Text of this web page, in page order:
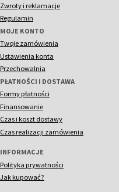
Zwroty i reklamacje
Regulamin
MOJE KONTO
Twoje zamówienia
Ustawienia konta
Przechowalnia
PŁATNOŚCI I DOSTAWA
Formy płatności
Finansowanie
Czas i koszt dostawy
Czas realizacji zamówienia
INFORMACJE
Polityka prywatności
Jak kupować?